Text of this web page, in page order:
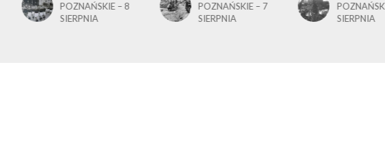
POZNAŃSKIE – 8
SIERPNIA
POZNAŃSKIE – 7
SIERPNIA
SIERPNIA